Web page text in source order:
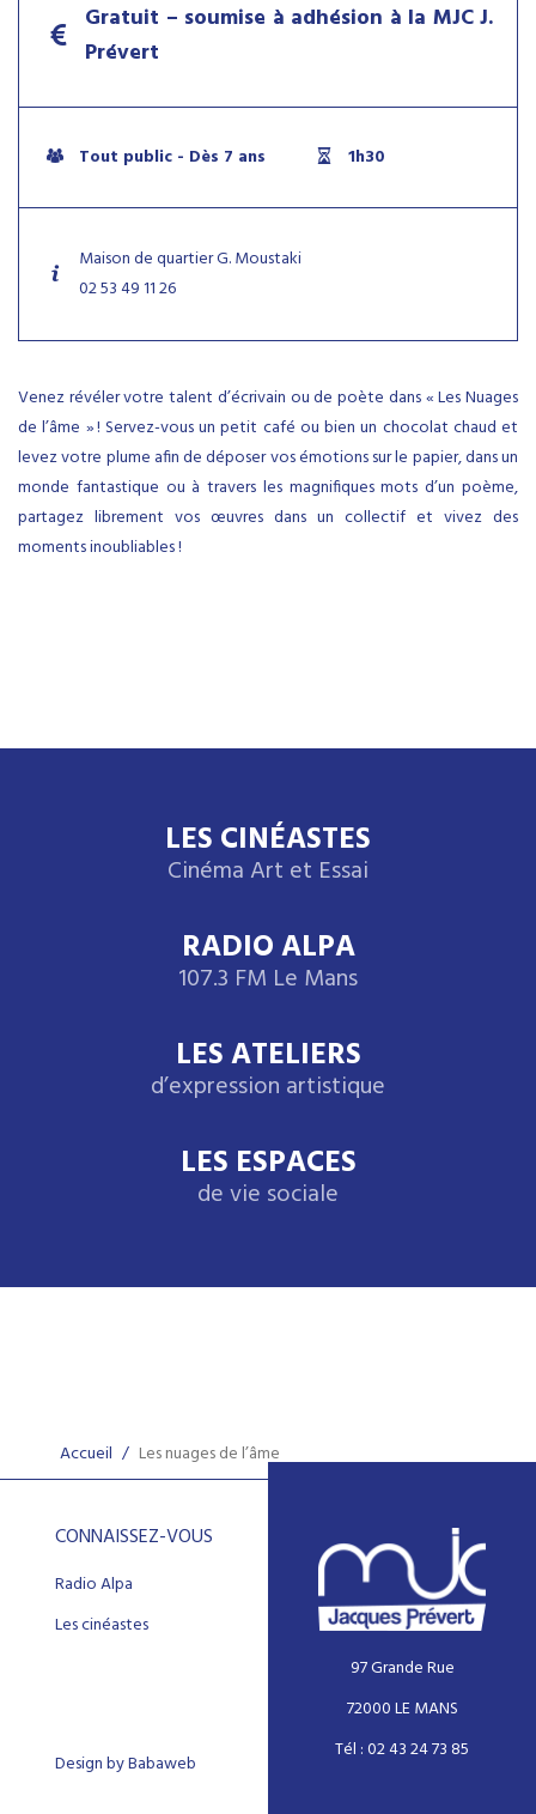
Gratuit – soumise à adhésion à la MJC J.
Prévert
Tout public - Dès 7 ans 1h30
Maison de quartier G. Moustaki
02 53 49 11 26
Venez révéler votre talent d’écrivain ou de poète dans « Les Nuages
de l’âme » ! Servez-vous un petit café ou bien un chocolat chaud et
levez votre plume afin de déposer vos émotions sur le papier, dans un
monde fantastique ou à travers les magnifiques mots d’un poème,
partagez librement vos œuvres dans un collectif et vivez des
moments inoubliables !
LES CINÉASTES
Cinéma Art et Essai
RADIO ALPA
107.3 FM Le Mans
LES ATELIERS
d’expression artistique
LES ESPACES
de vie sociale
Accueil / Les nuages de l’âme
CONNAISSEZ-VOUS
Radio Alpa
Les cinéastes
Design by Babaweb
97 Grande Rue
72000 LE MANS
Tél : 02 43 24 73 85